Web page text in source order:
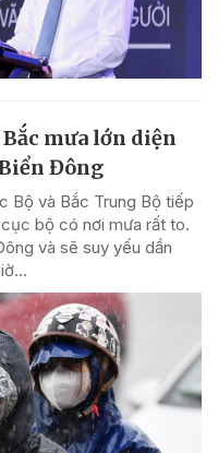
mưa lớn diện
Đông
Bộ và Bắc Trung Bộ tiếp
bộ có nơi mưa rất to.
và sẽ suy yếu dần